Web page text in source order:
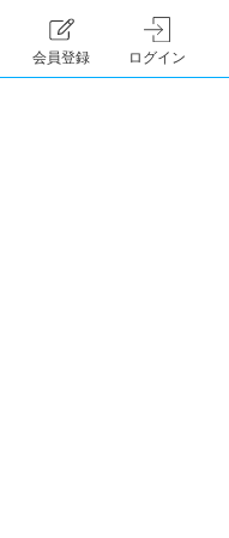
会員登録 ログイン